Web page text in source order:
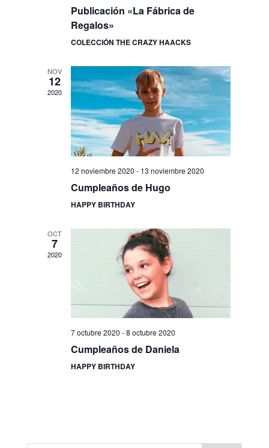
Publicación «La Fábrica de
Regalos»
COLECCIÓN THE CRAZY HAACKS
NOV
12
2020
12 noviembre 2020 - 13 noviembre 2020
Cumpleaños de Hugo
HAPPY BIRTHDAY
OCT
7
2020
7 octubre 2020 -8 octubre 2020
Cumpleaños de Daniela
HAPPY BIRTHDAY